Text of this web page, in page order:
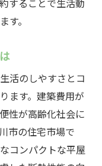
することで生活動
す。
活のしやすさとコ
ます。建築費用が
性が高齢化社会に
市の住宅市場で
コンパクトな平屋